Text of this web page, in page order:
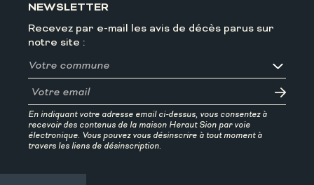
NEWSLETTER
Recevez par e-mail les avis de décès parus sur
notre site :
En indiquant votre adresse email ci-dessus, vous consentez à
recevoir des contenus de la maison Heraut Sion par voie
électronique. Vous pouvez vous désinscrire à tout moment à
travers les liens de désinscription.